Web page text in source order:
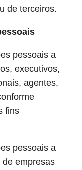
de terceiros.
pessoais a
executivos,
agentes,
fins
pessoais a
empresas